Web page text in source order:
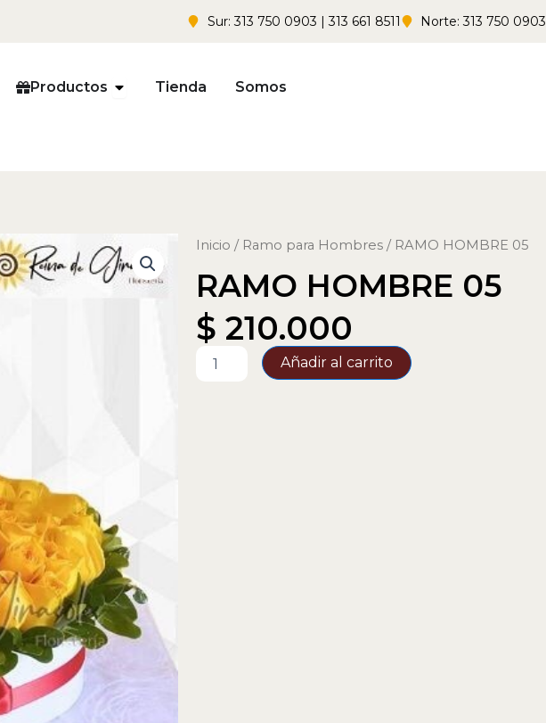
Sur: 313 750 0903 | 313 661 8511 Norte: 313 750 0903
Productos Open Productos
Tienda Somos
Inicio / Ramo para Hombres / RAMO HOMBRE 05
RAMO HOMBRE 05
$ 210.000
HOMBRE
Añadir al carrito